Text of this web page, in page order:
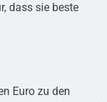
dass sie beste
Euro zu den